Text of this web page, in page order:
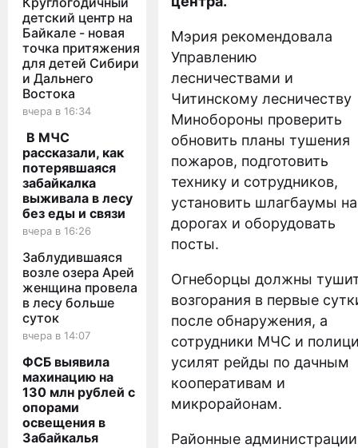
детский центр на
Байкале - новая
точка притяжения
для детей Сибири
и Дальнего
Востока
вчера в 16:34
В МЧС
рассказали, как
потерявшаяся
забайкалка
выживала в лесу
без еды и связи
вчера в 16:26
Заблудившаяся
возле озера Арей
женщина провела
в лесу больше
суток
вчера в 14:07
ФСБ выявила
махинацию на
130 млн рублей с
опорами
освещения в
Забайкалья
Мэрия рекомендовала
Управлению
лесничествами и
Читинскому лесничеству
Минобороны проверить
обновить планы тушения
пожаров, подготовить
технику и сотрудников,
установить шлагбаумы на
дорогах и оборудовать
посты.
Огнеборцы должны
возгорания в первые
после обнаружения, а
сотрудники МЧС и
усилят рейды по дачным
кооперативам и
микрорайонам.
Районные администрации